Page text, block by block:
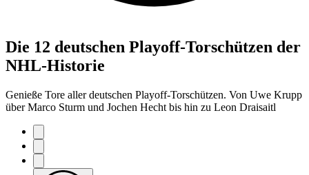
Die 12 deutschen Playoff-Torschützen der
NHL-Historie
Genieße Tore aller deutschen Playoff-Torschützen. Von Uwe Krupp
über Marco Sturm und Jochen Hecht bis hin zu Leon Draisaitl